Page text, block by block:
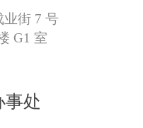
业街 7 号
G1 室
事处